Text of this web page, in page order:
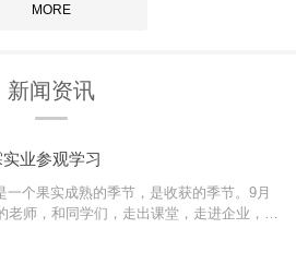
MORE
新闻资讯
业参观学习
个果实成熟的季节，是收获的季节。9月
师，和同学们，走出课堂，走进企业，在